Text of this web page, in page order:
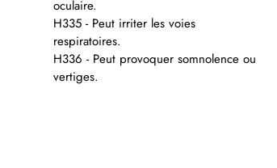
oculaire.
H335 - Peut irriter les voies
respiratoires.
H336 - Peut provoquer somnolence ou
vertiges.